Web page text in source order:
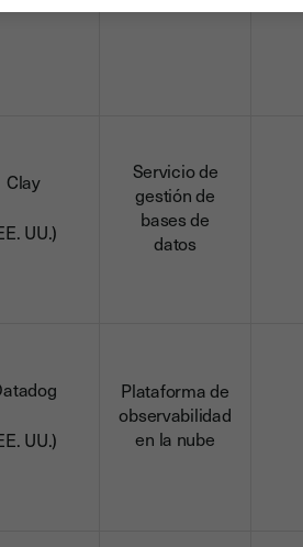
Clay
UU.)
Servicio de
gestión de
bases de
datos
UU.)
Plataforma de
observabilidad
en la nube